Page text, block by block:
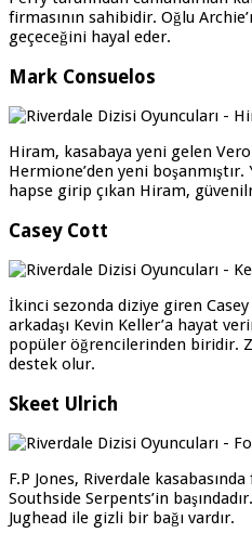
firmasının sahibidir. Oğlu
geçeceğini hayal eder.
Mark Consuelos
Hiram, kasabaya yeni gelen
Hermione’den yeni boşanmıştır.
hapse girip çıkan Hiram,
Casey Cott
İkinci sezonda diziye giren
arkadaşı Kevin Keller’a hayat
popüler öğrencilerinden biridir.
destek olur.
Skeet Ulrich
F.P Jones, Riverdale
Southside Serpents’in
Jughead ile gizli bir bağı vardır.